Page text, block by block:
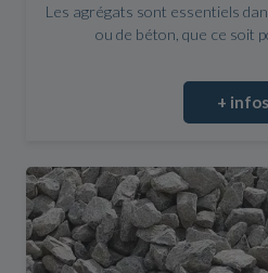
Les agrégats sont essentiels
ou de béton, que ce soit
+ infos